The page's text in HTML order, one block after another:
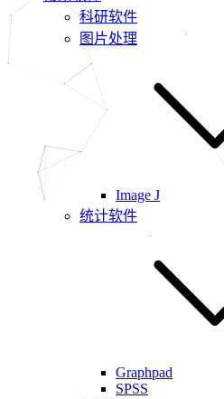
科研软件
图片处理
Image J
统计软件
Graphpad
SPSS